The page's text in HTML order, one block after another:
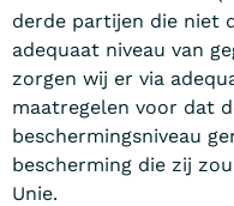
derde partijen die niet
adequaat niveau van
zorgen wij er via
maatregelen voor dat
beschermingsniveau
bescherming die zij
Unie.